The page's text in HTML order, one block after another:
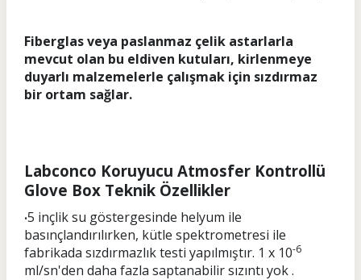
Fiberglas veya paslanmaz çelik astarlarla
mevcut olan bu eldiven kutuları, kirlenmeye
duyarlı malzemelerle çalışmak için sızdırmaz
bir ortam sağlar.
Labconco Koruyucu Atmosfer Kontrollü
Glove Box Teknik Özellikler
•5 inçlik su göstergesinde helyum ile
basınçlandırılırken, kütle spektrometresi ile
fabrikada sızdırmazlık testi yapılmıştır. 1 x 10-6
ml/sn'den daha fazla saptanabilir sızıntı yok .